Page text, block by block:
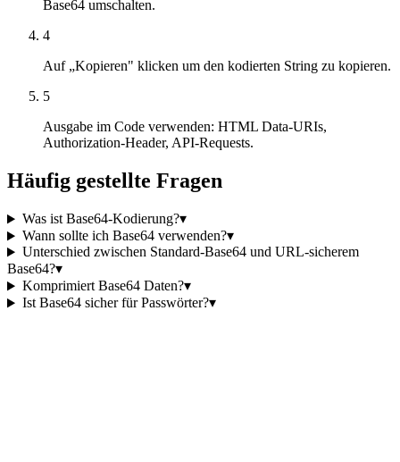
Base64 umschalten.
4
Auf „Kopieren" klicken um den kodierten String zu kopieren.
5
Ausgabe im Code verwenden: HTML Data-URIs,
Authorization-Header, API-Requests.
Häufig gestellte Fragen
Was ist Base64-Kodierung?▾
Wann sollte ich Base64 verwenden?▾
Unterschied zwischen Standard-Base64 und URL-sicherem
Base64?▾
Komprimiert Base64 Daten?▾
Ist Base64 sicher für Passwörter?▾